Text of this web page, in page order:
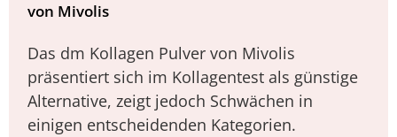
von Mivolis
Das dm Kollagen Pulver von Mivolis
präsentiert sich im Kollagentest als günstige
Alternative, zeigt jedoch Schwächen in
einigen entscheidenden Kategorien.